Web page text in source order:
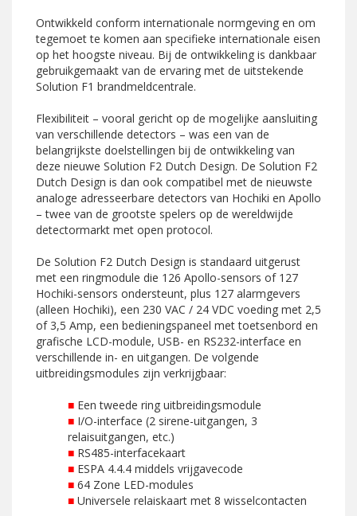
Ontwikkeld conform internationale normgeving en om
tegemoet te komen aan specifieke internationale eisen
op het hoogste niveau. Bij de ontwikkeling is dankbaar
gebruikgemaakt van de ervaring met de uitstekende
Solution F1 brandmeldcentrale.
Flexibiliteit – vooral gericht op de mogelijke aansluiting
van verschillende detectors – was een van de
belangrijkste doelstellingen bij de ontwikkeling van
deze nieuwe Solution F2 Dutch Design. De Solution F2
Dutch Design is dan ook compatibel met de nieuwste
analoge adresseerbare detectors van Hochiki en Apollo
– twee van de grootste spelers op de wereldwijde
detectormarkt met open protocol.
De Solution F2 Dutch Design is standaard uitgerust
met een ringmodule die 126 Apollo-sensors of 127
Hochiki-sensors ondersteunt, plus 127 alarmgevers
(alleen Hochiki), een 230 VAC / 24 VDC voeding met 2,5
of 3,5 Amp, een bedieningspaneel met toetsenbord en
grafische LCD-module, USB- en RS232-interface en
verschillende in- en uitgangen. De volgende
uitbreidingsmodules zijn verkrijgbaar:
■ Een tweede ring uitbreidingsmodule
■ I/O-interface (2 sirene-uitgangen, 3
relaisuitgangen, etc.)
■ RS485-interfacekaart
■ ESPA 4.4.4 middels vrijgavecode
■ 64 Zone LED-modules
■ Universele relaiskaart met 8 wisselcontacten